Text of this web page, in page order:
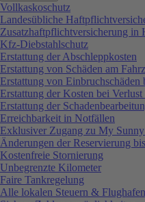
Vollkaskoschutz
Landesübliche
Zusatzhaftpflichtversicherung
Kfz-Diebstahlschutz
Erstattung der Abschleppkosten
Erstattung von Schäden am
Erstattung von Einbruchschäden
Erstattung der Kosten bei
Erstattung der
Erreichbarkeit in Notfällen
Exklusiver Zugang zu My
Änderungen der Reservierung
Kostenfreie Stornierung
Unbegrenzte Kilometer
Faire Tankregelung
Alle lokalen Steuern &